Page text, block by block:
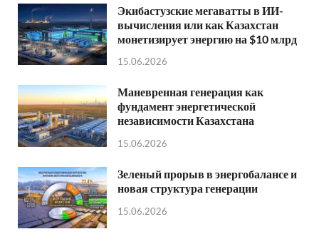
Экибастузские мегаватты в ИИ-
вычисления или как Казахстан
монетизирует энергию на $10 млрд
15.06.2026
Маневренная генерация как
фундамент энергетической
независимости Казахстана
15.06.2026
Зеленый прорыв в энергобалансе и
новая структура генерации
15.06.2026